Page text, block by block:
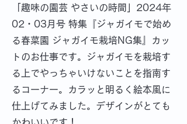
「趣味の園芸 やさいの時間」2024年
02・03月号 特集『ジャガイモで始め
る春菜園 ジャガイモ栽培NG集』カッ
トのお仕事です。ジャガイモを栽培す
る上でやっちゃいけないことを指南す
るコーナー。カラッと明るく絵本風に
仕上げてみました。デザインがとても